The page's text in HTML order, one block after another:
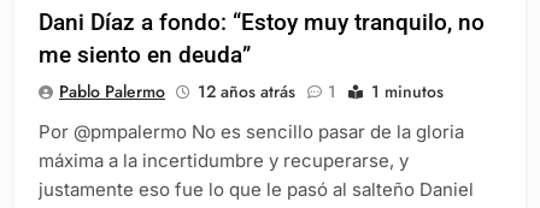
Dani Díaz a fondo: “Estoy muy tranquilo, no
me siento en deuda”
Pablo Palermo 12 años atrás 1 1 minutos
Por @pmpalermo No es sencillo pasar de la gloria
máxima a la incertidumbre y recuperarse, y
justamente eso fue lo que le pasó al salteño Daniel